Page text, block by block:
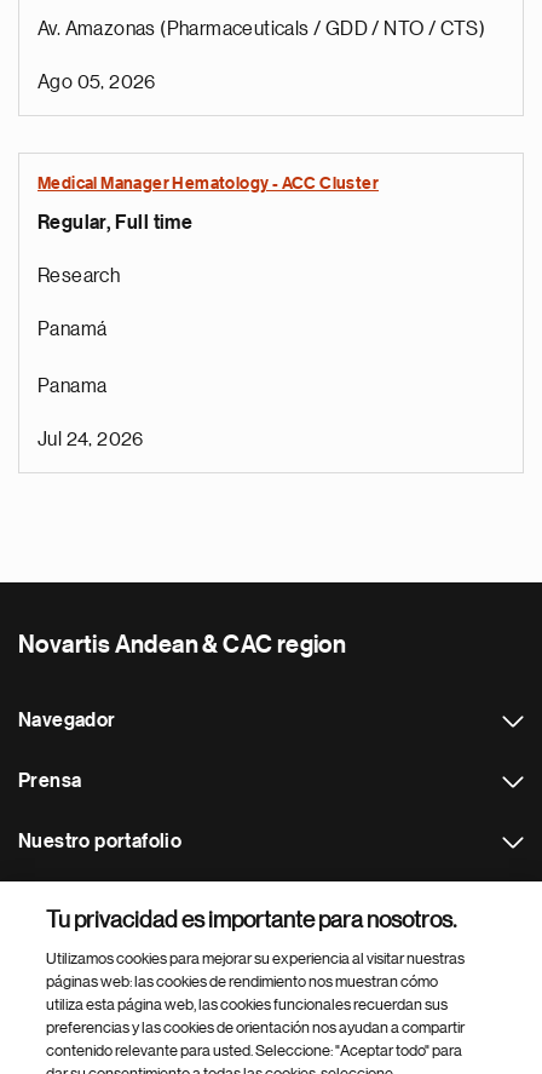
Av. Amazonas (Pharmaceuticals / GDD / NTO / CTS)
Ago 05, 2026
Medical Manager Hematology - ACC Cluster
Regular, Full time
Research
Panamá
Panama
Jul 24, 2026
Novartis Andean & CAC region
Navegador
Prensa
Nuestro portafolio
Footer Site Search
Tu privacidad es importante para nosotros.
Utilizamos cookies para mejorar su experiencia al visitar nuestras
páginas web: las cookies de rendimiento nos muestran cómo
utiliza esta página web, las cookies funcionales recuerdan sus
preferencias y las cookies de orientación nos ayudan a compartir
contenido relevante para usted. Seleccione: "Aceptar todo" para